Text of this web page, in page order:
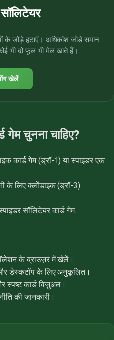
के जोड़े हटाएँ। अधिकांश जोड़े समान
भी दो फूल भी मेल खाते हैं।
खेलें
गेम चुनना चाहिए?
कार्ड गेम (ड्रॉ-1) या स्पाइडर एक
के लिए क्लोंडाइक (ड्रॉ-3).
सॉलिटेयर कार्ड गेम.
के ब्राउज़र में खेलें।
डेस्कटॉप के लिए अनुकूलित।
स्पष्ट कार्ड विज़ुअल।
की जानकारी।